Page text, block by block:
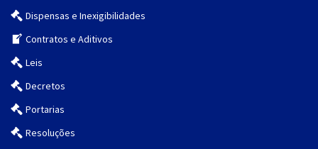
Dispensas e Inexigibilidades
Contratos e Aditivos
Leis
Decretos
Portarias
Resoluções